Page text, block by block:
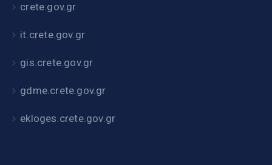
crete.gov.gr
it.crete.gov.gr
gis.crete.gov.gr
gdme.crete.gov.gr
ekloges.crete.gov.gr